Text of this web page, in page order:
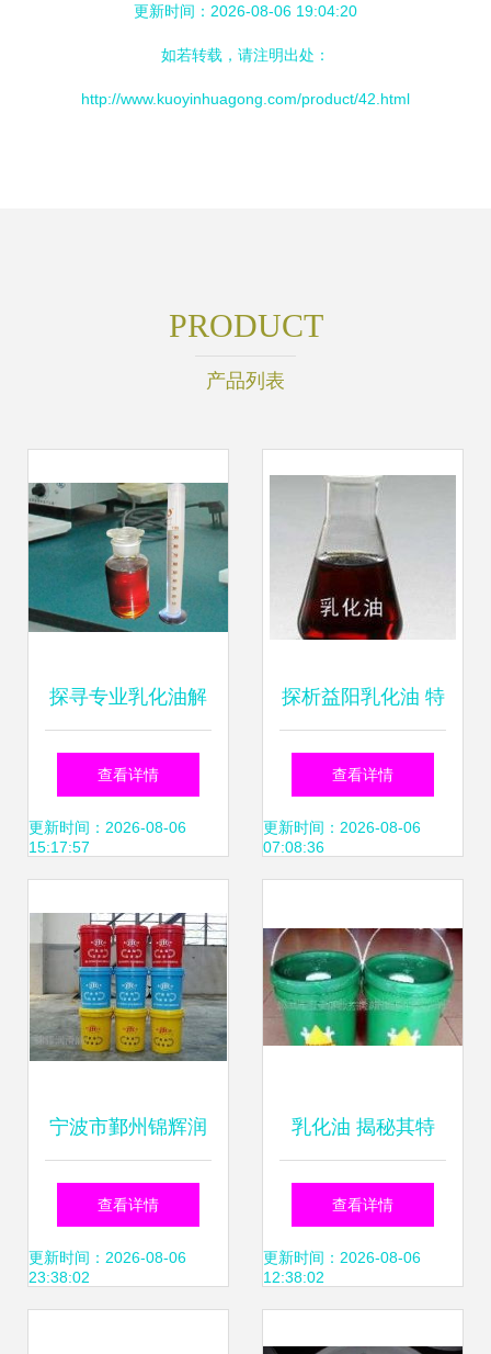
更新时间：2026-08-06 19:04:20
如若转载，请注明出处：
http://www.kuoyinhuagong.com/product/42.html
PRODUCT
产品列表
探寻专业乳化油解
决方案 从产品特性
到优质供货商选择
查看详情
更新时间：2026-08-06
15:17:57
探析益阳乳化油 特
性、应用与市场前
景
查看详情
更新时间：2026-08-06
07:08:36
宁波市鄞州锦辉润
滑油品经营部专业
展示 乳化油产品相
查看详情
更新时间：2026-08-06
23:38:02
乳化油 揭秘其特
性、应用与加水变
白的奥秘
查看详情
更新时间：2026-08-06
12:38:02